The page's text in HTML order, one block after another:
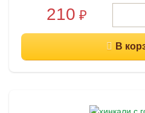
210 ₽